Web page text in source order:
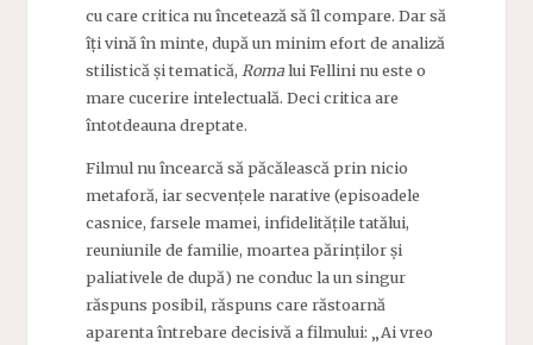
cu care critica nu încetează să îl compare. Dar să
îți vină în minte, după un minim efort de analiză
stilistică și tematică, Romalui Fellini nu este o
mare cucerire intelectuală. Deci critica are
întotdeauna dreptate.
Filmul nu încearcă să păcălească prin nicio
metaforă, iar secvențele narative (episoadele
casnice, farsele mamei, infidelitățile tatălui,
reuniunile de familie, moartea părinților și
paliativele de după) ne conduc la un singur
răspuns posibil, răspuns care răstoarnă
aparenta întrebare decisivă a filmului: „Ai vreo